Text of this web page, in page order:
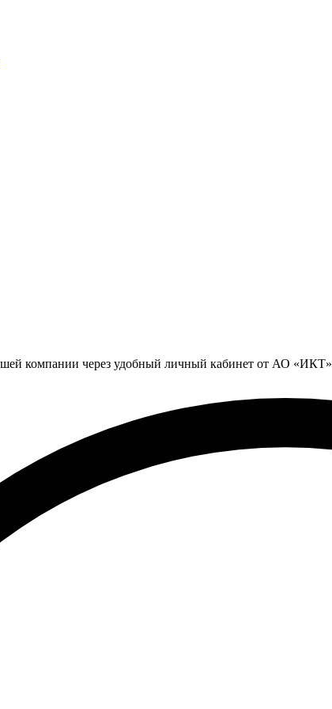
компании через удобный личный кабинет от АО «ИКТ»